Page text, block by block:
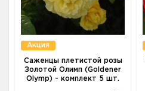
Акция
Саженцы плетистой розы
Золотой Олимп (Goldener
Olymp) - комплект 5 шт.